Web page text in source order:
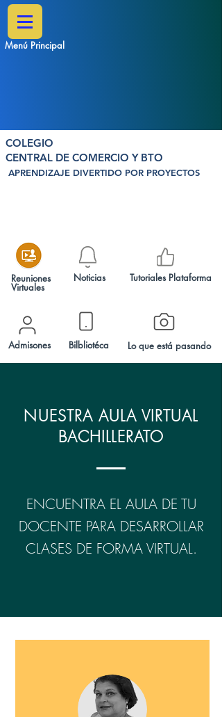
Menú Principal
Tutoriales Plataforma
Bilbliotéca
Admisones Lo que está pasando
Noticias
Reuniones
Virtuales
COLEGIO
CENTRAL DE COMERCIO Y BTO
APRENDIZAJE DIVERTIDO POR PROYECTOS
NUESTRA AULA VIRTUAL
BACHILLERATO
ENCUENTRA EL AULA DE TU
DOCENTE PARA DESARROLLAR
CLASES DE FORMA VIRTUAL.